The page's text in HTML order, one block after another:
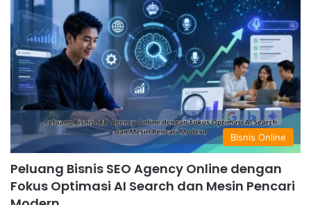
Bisnis Online
Peluang Bisnis SEO Agency Online dengan
Fokus Optimasi AI Search dan Mesin Pencari